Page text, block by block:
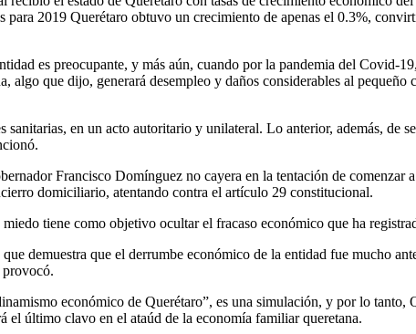
para 2019 Querétaro obtuvo un crecimiento de apenas el 0.3%,
es preocupante, y más aún, cuando por la pandemia del Covid-
algo que dijo, generará desempleo y daños considerables al
en un acto autoritario y unilateral. Lo anterior, además, de
Francisco Domínguez no cayera en la tentación de
domiciliario, atentando contra el artículo 29 constitucional.
tiene como objetivo ocultar el fracaso económico que ha
demuestra que el derrumbe económico de la entidad fue mucho
provocó.
económico de Querétaro”, es una simulación, y por lo
el último clavo en el ataúd de la economía familiar queretana.